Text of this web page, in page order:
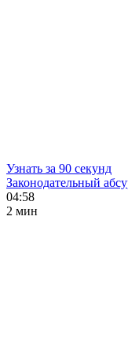
Узнать за 90 секунд
Законодательный
04:58
2 мин